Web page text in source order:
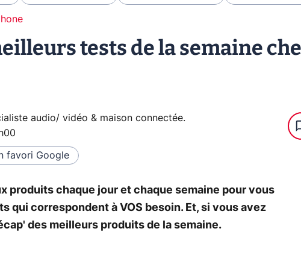
tests de la semaine
audio/ vidéo & maison connectée.
favori Google
produits chaque jour et chaque semaine pour vous
qui correspondent à VOS besoin. Et, si vous avez
des meilleurs produits de la semaine.